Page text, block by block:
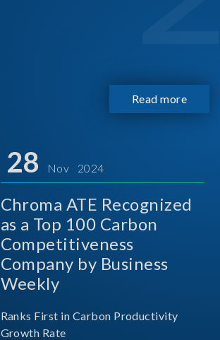
Read more
28 Nov 2024
Chroma ATE Recognized
as a Top 100 Carbon
Competitiveness
Company by Business
Weekly
Ranks First in Carbon Productivity
Growth Rate